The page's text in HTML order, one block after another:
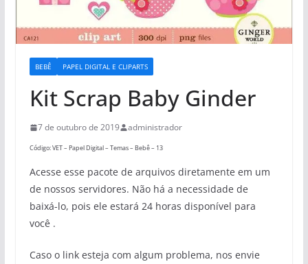
BEBÊ PAPEL DIGITAL E CLIPARTS
Kit Scrap Baby Ginder
7 de outubro de 2019 administrador
Código: VET – Papel Digital – Temas – Bebê – 13
Acesse esse pacote de arquivos diretamente em um
de nossos servidores. Não há a necessidade de
baixá-lo, pois ele estará 24 horas disponível para
você .
Caso o link esteja com algum problema, nos envie